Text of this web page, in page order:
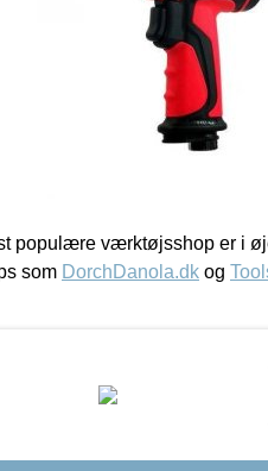
populære værktøjsshop er i
som DorchDanola.dk og